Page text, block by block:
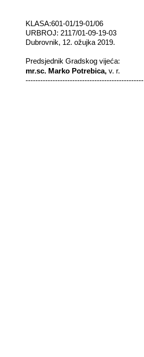
KLASA:601-01/19-01/06
URBROJ: 2117/01-09-19-03
Dubrovnik, 12. ožujka 2019.
Predsjednik Gradskog vijeća:
mr.sc. Marko Potrebica, v. r.
------------------------------------------------